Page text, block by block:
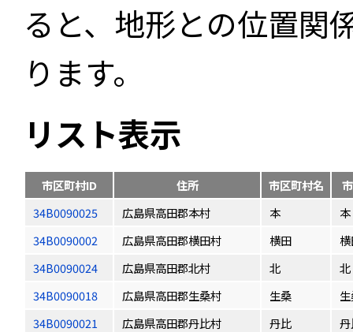
ると、地形との位置関
ります。
リスト表示
市区町村ID 住所 市区町村名
34B0090025
広島県高田郡本村 本
本
34B0090002
広島県高田郡横田村 横田
34B0090024
広島県高田郡北村 北
北
34B0090018
広島県高田郡生桑村 生桑
34B0090021
広島県高田郡丹比村 丹比